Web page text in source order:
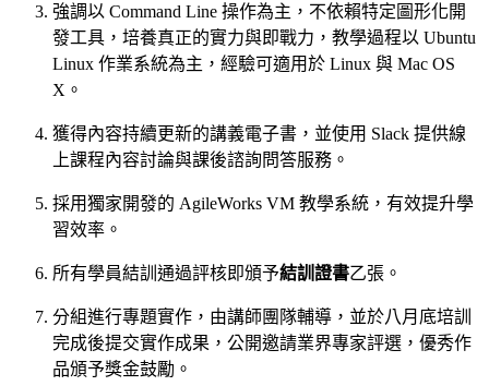
強調以 Command Line 操作為主，不依賴特定圖形化開
發工具，培養真正的實力與即戰力，教學過程以 Ubuntu
Linux 作業系統為主，經驗可適用於 Linux 與 Mac OS
X。
獲得內容持續更新的講義電子書，並使用 Slack 提供線
上課程內容討論與課後諮詢問答服務。
採用獨家開發的 AgileWorks VM 教學系統，有效提升學
習效率。
所有學員結訓通過評核即頒予結訓證書乙張。
分組進行專題實作，由講師團隊輔導，並於八月底培訓
完成後提交實作成果，公開邀請業界專家評選，優秀作
品頒予獎金鼓勵。